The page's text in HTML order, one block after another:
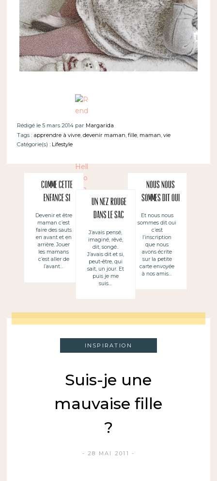
Rédigé le 5 mars 2014 par Margarida
Tags : apprendre à vivre, devenir maman, fille, maman, vie
Catégorie(s) : Lifestyle
Comme cette
enfance si
heureuse
Devenir et être
maman c’est
faire des sauts
en avant et en
arrière. Jouer
les mamans
c’est aller de
l’avant…
Un nez rouge
dans le sac
J’avais pensé,
imaginé, rêvé,
dit, songé..
J’avais dit et si,
peut-être, qui
sait, un jour. Et
puis je me
suis…
Nous nous
sommes dit oui
Et nous nous
sommes dit oui
c’est
l’inscription
que nous
avons écrite
sur la petite
carte envoyée
à nos amis…
INSPIRATION
Suis-je une
mauvaise fille
?
28 MAI 2011